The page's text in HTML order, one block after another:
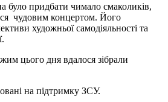
було придбати чимало смаколиків,
чудовим концертом. Його
художньої самодіяльності та
цього дня вдалося зібрали
на підтримку ЗСУ.